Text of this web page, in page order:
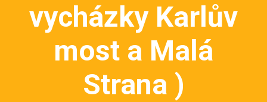
vycházky Karlův
most a Malá
Strana )